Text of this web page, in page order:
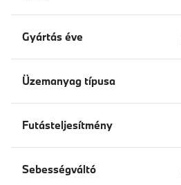
Gyártás éve
Üzemanyag típusa
Futásteljesítmény
Sebességváltó